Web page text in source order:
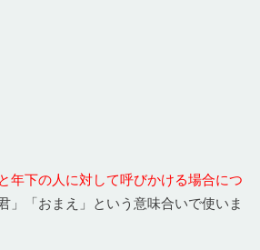
年下の人に対して呼びかける場合につ
」「おまえ」という意味合いで使いま